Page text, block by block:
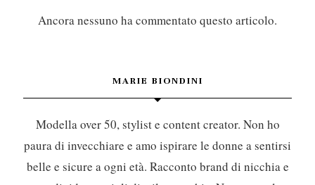
Ancora nessuno ha commentato questo articolo.
MARIE BIONDINI
Modella over 50, stylist e content creator. Non ho
paura di invecchiare e amo ispirare le donne a sentirsi
belle e sicure a ogni età. Racconto brand di nicchia e